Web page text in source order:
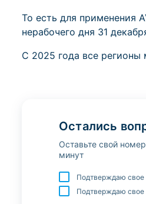
То есть для применения
нерабочего дня 31
С 2025 года все
Остались
Оставьте свой
минут
Подтверждаю свое
Подтверждаю свое